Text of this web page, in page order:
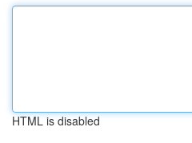
HTML is disabled